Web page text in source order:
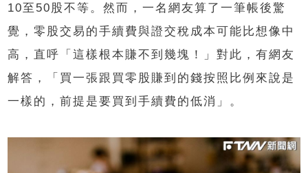
10至50股不等。然而，一名網友算了一筆帳後驚
覺，零股交易的手續費與證交稅成本可能比想像中
高，直呼「這樣根本賺不到幾塊！」對此，有網友
解答，「買一張跟買零股賺到的錢按照比例來說是
一樣的，前提是要買到手續費的低消」。